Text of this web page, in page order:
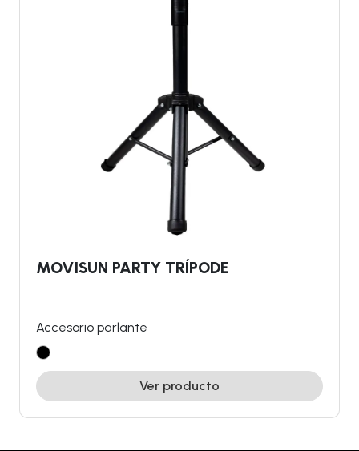
MOVISUN PARTY TRÍPODE
Accesorio parlante
Ver producto